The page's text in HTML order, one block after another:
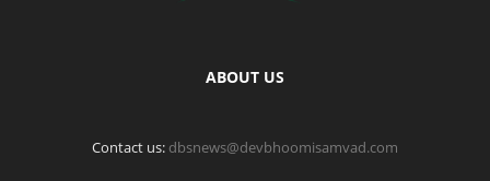
ABOUT US
Contact us: dbsnews@devbhoomisamvad.com